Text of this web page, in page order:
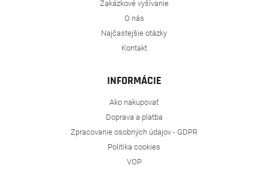
Zakázkové vyšívanie
O nás
Najčastejšie otázky
Kontakt
INFORMÁCIE
Ako nakupovať
Doprava a platba
Zpracovanie osobných údajov - GDPR
Politika cookies
VOP